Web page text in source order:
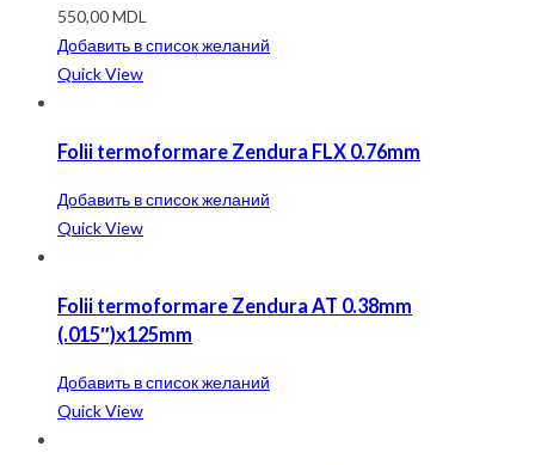
550,00MDL
Добавить в список желаний
Quick View
Folii termoformare Zendura FLX 0.76mm
Добавить в список желаний
Quick View
Folii termoformare Zendura AT 0.38mm
(.015″)x125mm
Добавить в список желаний
Quick View